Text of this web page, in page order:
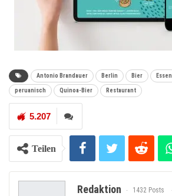
Antonio Brandauer Berlin Bier Essen
peruanisch Quinoa-Bier Restaurant
5.207
Teilen
Redaktion 1432 Posts